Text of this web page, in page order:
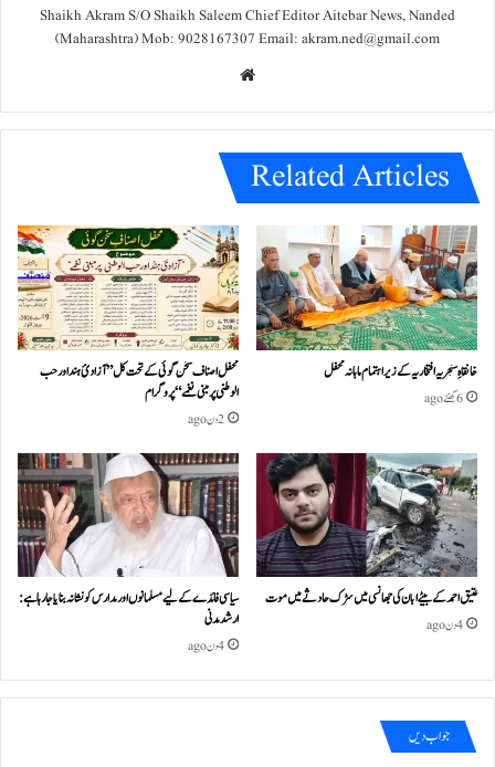
Shaikh Akram S/O Shaikh Saleem Chief Editor Aitebar News, Nanded
(Maharashtra) Mob: 9028167307 Email: akram.ned@gmail.com
e
Related Articles
خانقاہِ سنجریہ افتخاریہ کے زیراہتمام ماہانہ محفل
6 گھنٹے ago
محفل اصناف سخن گوئی کے تحت کل ”آزادئ ہند اور حب
الوطنی پر مبنی نغمے“پروگرام
2 دن ago
عتیق احمد کے بیٹے ابان کی جھانسی میں سڑک حادثے میں موت
4 دن ago
سیاسی فائدے کے لیے مسلمانوں اور مدارس کو نشانہ بنایا جا رہا ہے:
ارشد مدنی
4 دن ago
جواب دیں